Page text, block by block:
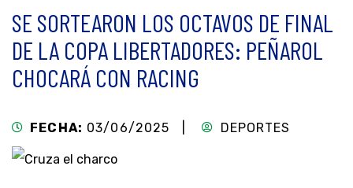
SE SORTEARON LOS OCTAVOS DE FINAL
DE LA COPA LIBERTADORES: PEÑAROL
CHOCARÁ CON RACING
FECHA: 03/06/2025 | DEPORTES